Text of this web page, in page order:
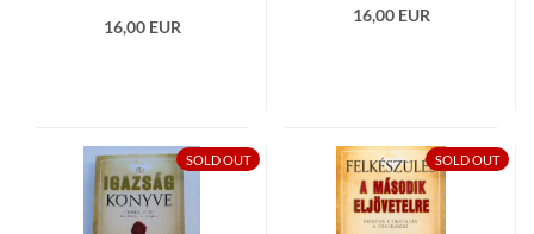
16,00 EUR
16,00 EUR
SOLD OUT SOLD OUT